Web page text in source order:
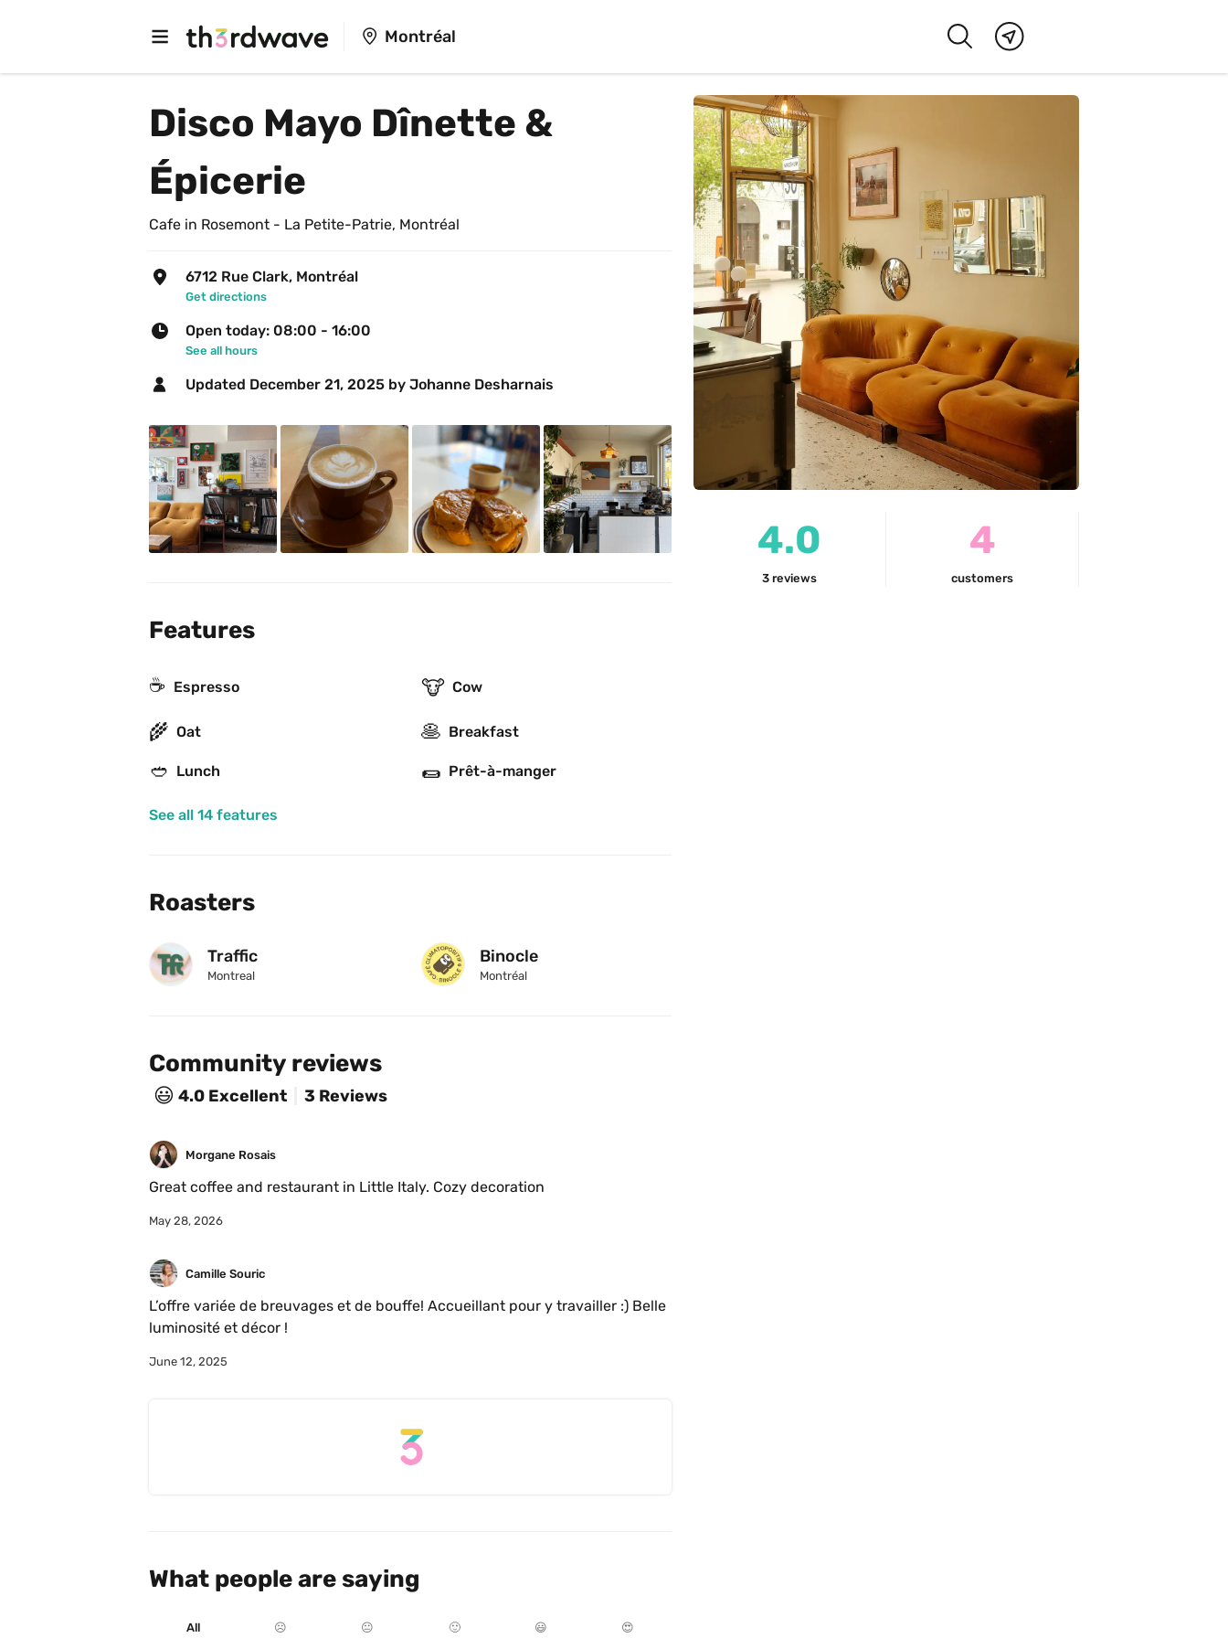
Montréal
4.0
3 reviews
4
customers
Disco Mayo Dînette &
Épicerie
Cafe in Rosemont - La Petite-Patrie, Montréal
6712 Rue Clark, Montréal
Get directions
Open today: 08:00 - 16:00
See all hours
Updated December 21, 2025 by Johanne Desharnais
Features
☕ Espresso 🐮 Cow
🌾 Oat 🥞 Breakfast
🥙 Lunch 🌯 Prêt-à-manger
See all 14 features
Roasters
Traffic
Montreal
Binocle
Montréal
Community reviews
😃 4.0 Excellent 3 Reviews
Morgane Rosais
May 28, 2026
Camille Souric
L’offre variée de breuvages et de bouffe! Accueillant pour y travailler :) Belle
luminosité et décor !
June 12, 2025
What people are saying
All ☹️ 😐 🙂 😃 😍